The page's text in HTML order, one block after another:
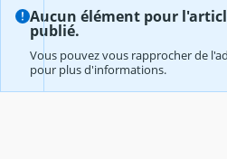
Aucun élément pour
publié.
Vous pouvez vous rapprocher de
pour plus d'informations.